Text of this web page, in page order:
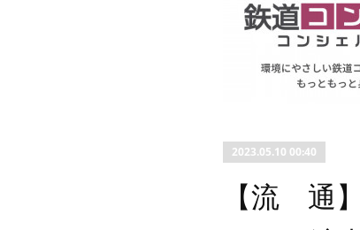
2023.05.10 00:40
【流 通